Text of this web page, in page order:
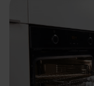
PG6511SPR
PG9511SPR
PG6511WSPR